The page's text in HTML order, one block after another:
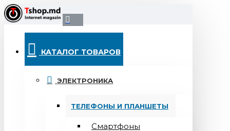
КАТАЛОГ ТОВАРОВ
ЭЛЕКТРОНИКА
ТЕЛЕФОНЫ И ПЛАНШЕТЫ
Смартфоны